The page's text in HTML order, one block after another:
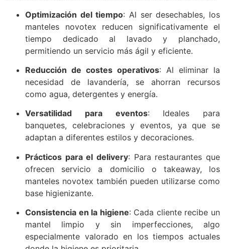
Optimización del tiempo: Al ser desechables, los
manteles novotex reducen significativamente el
tiempo dedicado al lavado y planchado,
permitiendo un servicio más ágil y eficiente.
Reducción de costes operativos: Al eliminar la
necesidad de lavandería, se ahorran recursos
como agua, detergentes y energía.
Versatilidad para eventos: Ideales para
banquetes, celebraciones y eventos, ya que se
adaptan a diferentes estilos y decoraciones.
Prácticos para el delivery: Para restaurantes que
ofrecen servicio a domicilio o takeaway, los
manteles novotex también pueden utilizarse como
base higienizante.
Consistencia en la higiene: Cada cliente recibe un
mantel limpio y sin imperfecciones, algo
especialmente valorado en los tiempos actuales